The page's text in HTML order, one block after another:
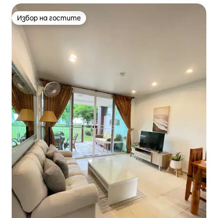
Избор на гостите
Избор на гостите